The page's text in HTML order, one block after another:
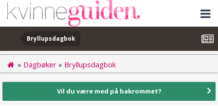
Bryllupsdagbok
» Dagbøker » Bryllupsdagbok
Vil du være med på bakrommet?